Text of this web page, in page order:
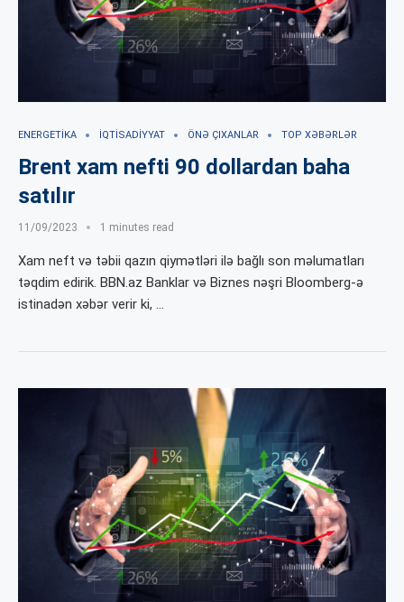
ENERGETIKA İQTISADIYYAT ÖNƏ ÇIXANLAR TOP XƏBƏRLƏR
Brent xam nefti 90 dollardan baha
satılır
11/09/2023 1 minutes read
Xam neft və təbii qazın qiymətləri ilə bağlı son məlumatları
təqdim edirik. BBN.az Banklar və Biznes nəşri Bloomberg-ə
istinadən xəbər verir ki, …